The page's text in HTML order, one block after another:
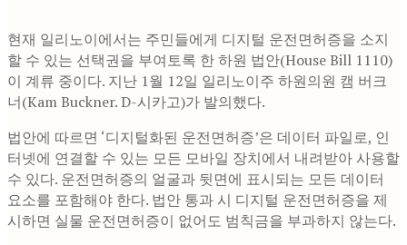
현재 일리노이에서는 주민들에게 디지털 운전면허증을 소지
할 수 있는 선택권을 부여토록 한 하원 법안(House Bill 1110)
이 계류 중이다. 지난 1월 12일 일리노이주 하원의원 캠 버크
너(Kam Buckner. D-시카고)가 발의했다.
법안에 따르면 ‘디지털화된 운전면허증’은 데이터 파일로, 인
터넷에 연결할 수 있는 모든 모바일 장치에서 내려받아 사용할
수 있다. 운전면허증의 얼굴과 뒷면에 표시되는 모든 데이터
요소를 포함해야 한다. 법안 통과 시 디지털 운전면허증을 제
시하면 실물 운전면허증이 없어도 범칙금을 부과하지 않는다.